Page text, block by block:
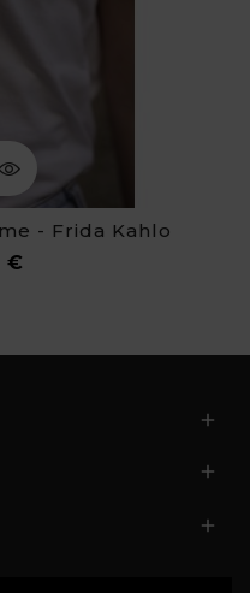
- Frida Kahlo
€


